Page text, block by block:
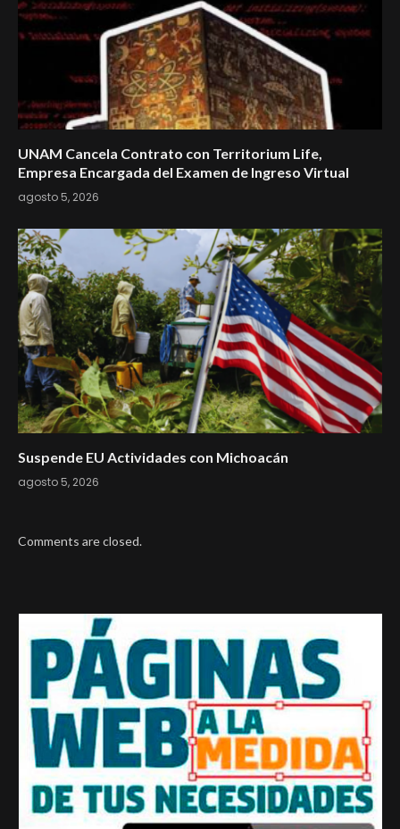
UNAM Cancela Contrato con Territorium Life,
Empresa Encargada del Examen de Ingreso Virtual
agosto 5, 2026
Suspende EU Actividades con Michoacán
agosto 5, 2026
Comments are closed.